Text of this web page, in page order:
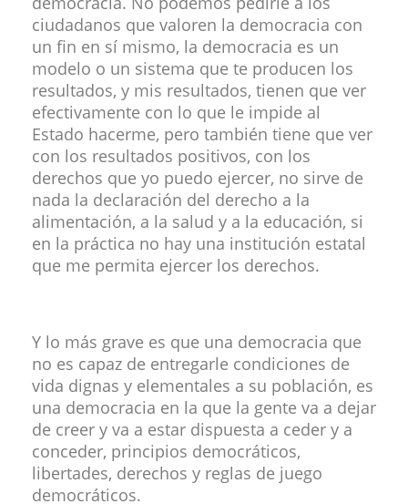
ciudadanos que valoren la democracia con
un fin en sí mismo, la democracia es un
modelo o un sistema que te producen los
resultados, y mis resultados, tienen que ver
efectivamente con lo que le impide al
Estado hacerme, pero también tiene que ver
con los resultados positivos, con los
derechos que yo puedo ejercer, no sirve de
nada la declaración del derecho a la
alimentación, a la salud y a la educación, si
en la práctica no hay una institución estatal
que me permita ejercer los derechos.
Y lo más grave es que una democracia que
no es capaz de entregarle condiciones de
vida dignas y elementales a su población, es
una democracia en la que la gente va a dejar
de creer y va a estar dispuesta a ceder y a
conceder, principios democráticos,
libertades, derechos y reglas de juego
democráticos.